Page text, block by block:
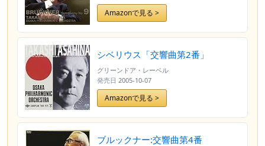
Amazonで見る >
シベリウス「交響曲第2番」
グリーンドア・レーベル
発売日 2005-10-07
Amazonで見る >
ブルックナー:交響曲第4番